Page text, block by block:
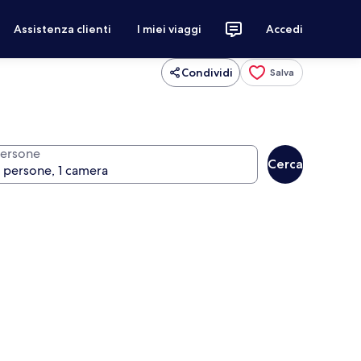
Assistenza clienti I miei viaggi Accedi
Condividi Salva
Cerca